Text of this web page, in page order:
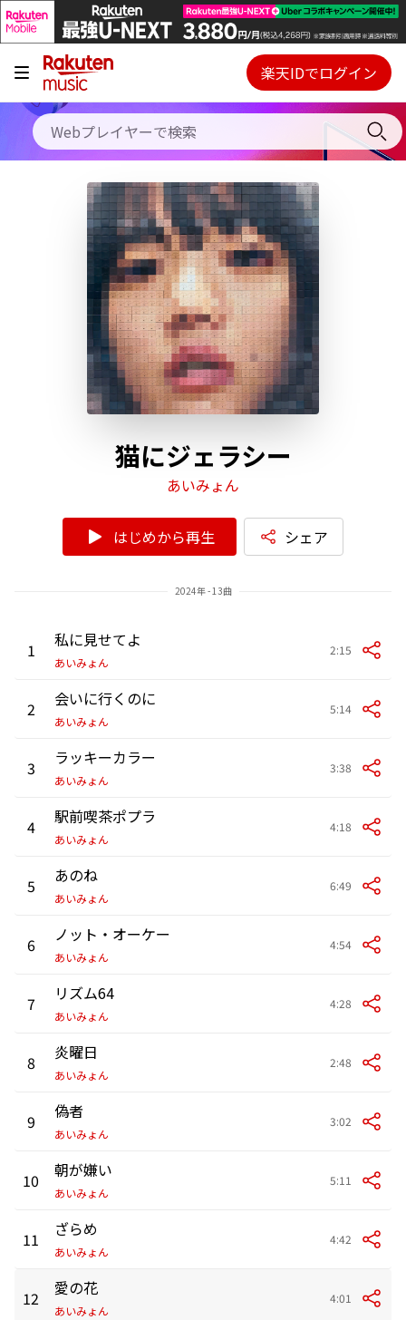
キャンペーン
料金プラン
使い方
初回30日間無料お試し
Webプレイヤー
ご契約内容の確認・変更
楽天IDでログイン
猫にジェラシー
あいみょん
はじめから再生 シェア
2024年 - 13曲
1 私に見せてよ
あいみょん
2:15
2 会いに行くのに
あいみょん
5:14
3 ラッキーカラー
あいみょん
3:38
4 駅前喫茶ポプラ
あいみょん
4:18
5 あのね
あいみょん
6:49
6 ノット・オーケー
あいみょん
4:54
7 リズム64
あいみょん
4:28
8 炎曜日
あいみょん
2:48
9 偽者
あいみょん
3:02
10 朝が嫌い
あいみょん
5:11
11 ざらめ
あいみょん
4:42
12 愛の花
あいみょん
4:01